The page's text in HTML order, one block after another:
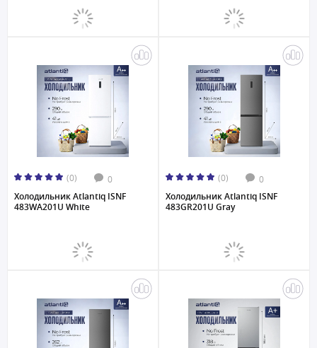
(0) 0
Холодильник Atlantiq ISNF
483WA201U White
(0) 0
Холодильник Atlantiq ISNF
483GR201U Gray